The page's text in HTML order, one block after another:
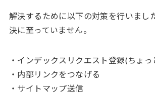
解決するために以下の対策を行いまし
決に至っていません。
・インデックスリクエスト登録(ちょ
・内部リンクをつなげる
・サイトマップ送信